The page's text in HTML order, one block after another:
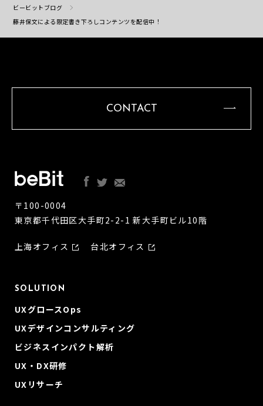
ビービットブログ
藤井保文による限定書き下ろしコンテンツを配信中！
CONTACT
〒100-0004
東京都千代田区大手町2-2-1 新大手町ビル10階
上海オフィス 台北オフィス
SOLUTION
UXグロースOps
UXデザインコンサルティング
ビジネスインパクト解析
UX・DX研修
UXリサーチ